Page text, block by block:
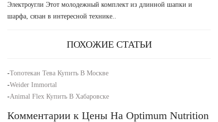
Электроугли Этот молодежный комплект из длинной шапки и
шарфа, сязан в интересной технике..
ПОХОЖИЕ СТАТЬИ
-Топотекан Тева Купить В Москве
-Weider Immortal
-Animal Flex Купить В Хабаровске
Комментарии к Цены На Optimum Nutrition